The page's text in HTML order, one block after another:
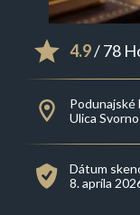
4.9/ 78
Podunajské
Ulica
Dátum
8. apríla